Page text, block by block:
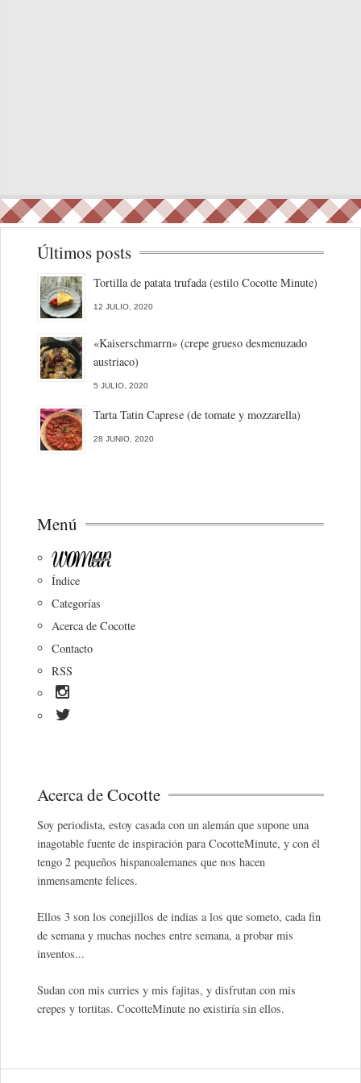
Últimos posts
Tortilla de patata trufada (estilo Cocotte Minute)
12 JULIO, 2020
«Kaiserschmarrn» (crepe grueso desmenuzado
austriaco)
5 JULIO, 2020
Tarta Tatin Caprese (de tomate y mozzarella)
28 JUNIO, 2020
Menú
Índice
Categorías
Acerca de Cocotte
Contacto
RSS
Acerca de Cocotte
Soy periodista, estoy casada con un alemán que supone una
inagotable fuente de inspiración para CocotteMinute, y con él
tengo 2 pequeños hispanoalemanes que nos hacen
inmensamente felices.
Ellos 3 son los conejillos de indias a los que someto, cada fin
de semana y muchas noches entre semana, a probar mis
inventos...
Sudan con mis curries y mis fajitas, y disfrutan con mis
crepes y tortitas. CocotteMinute no existiría sin ellos.